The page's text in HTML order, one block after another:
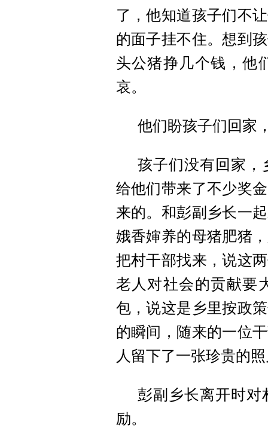
了，他知道孩子们不
的面子挂不住。想到
头公猪挣几个钱，他
哀。
他们盼孩子们回家
孩子们没有回家，
给他们带来了不少奖
来的。和彭副乡长一
娥香婶养的母猪肥猪
把村干部找来，说这
老人对社会的贡献要
包，说这是乡里按政
的瞬间，随来的一位
人留下了一张珍贵的
彭副乡长离开时对
励。